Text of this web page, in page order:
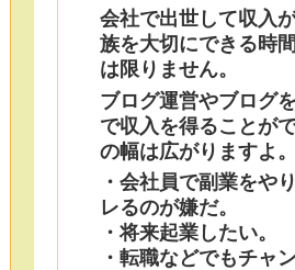
会社で出世して収入
族を大切にできる時
は限りません。
ブログ運営やブログ
で収入を得ることが
の幅は広がりますよ。
・会社員で副業をや
レるのが嫌だ。
・将来起業したい。
・転職などでもチャ